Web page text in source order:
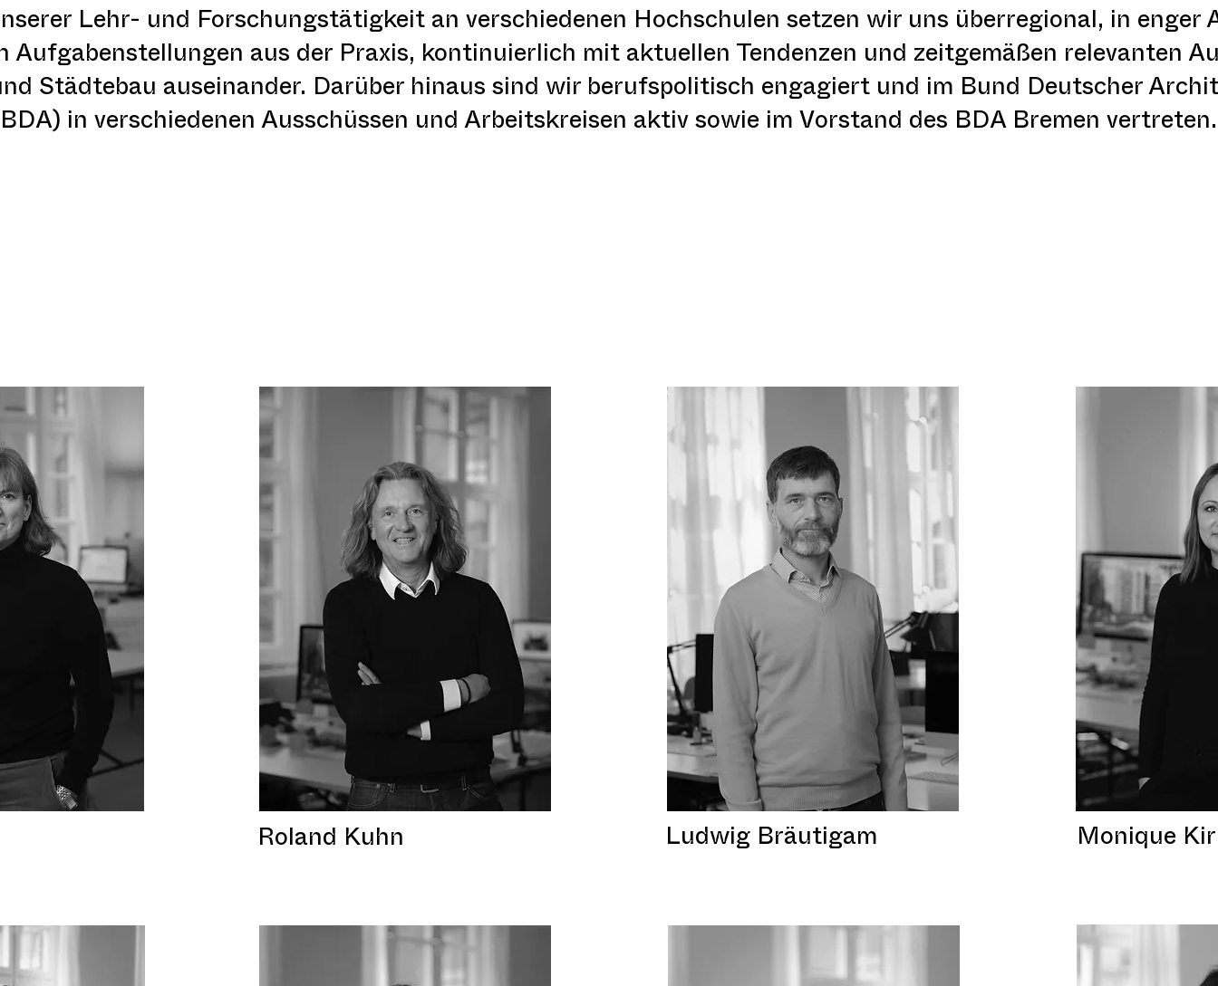
Lehr- und Forschungstätigkeit an verschiedenen Hochschulen setzen wir uns überregional, in enger
Aufgabenstellungen aus der Praxis, kontinuierlich mit aktuellen Tendenzen und zeitgemäßen relevanten
Städtebau auseinander. Darüber hinaus sind wir berufspolitisch engagiert und im Bund Deutscher
in verschiedenen Ausschüssen und Arbeitskreisen aktiv sowie im Vorstand des BDA Bremen vertreten.
Roland Kuhn Ludwig Bräutigam Monique